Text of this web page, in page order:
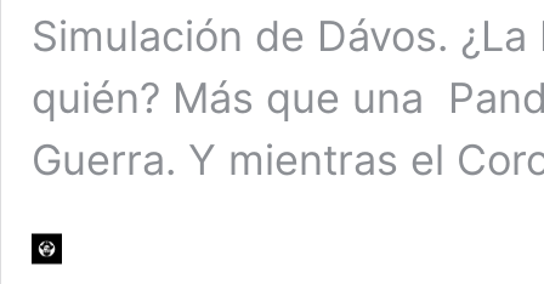
Simulación de Dávos.
quién? Más que una
Guerra. Y mientras el